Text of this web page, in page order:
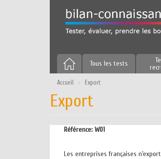
Tous les tests
Accueil Export
Export
Référence: W01
Les entreprises françaises